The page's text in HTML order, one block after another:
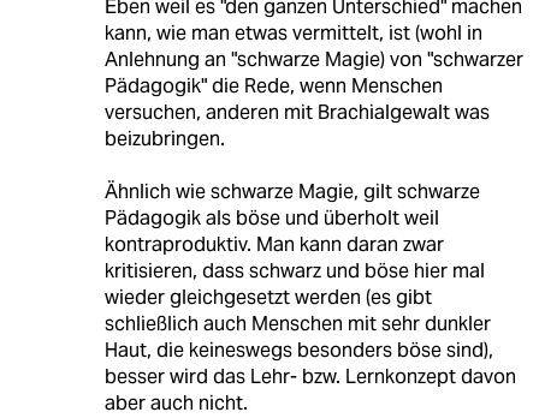
Eben weil es "den ganzen Unterschied" machen
kann, wie man etwas vermittelt, ist (wohl in
Anlehnung an "schwarze Magie) von "schwarzer
Pädagogik" die Rede, wenn Menschen
versuchen, anderen mit Brachialgewalt was
beizubringen.
Ähnlich wie schwarze Magie, gilt schwarze
Pädagogik als böse und überholt weil
kontraproduktiv. Man kann daran zwar
kritisieren, dass schwarz und böse hier mal
wieder gleichgesetzt werden (es gibt
schließlich auch Menschen mit sehr dunkler
Haut, die keineswegs besonders böse sind),
besser wird das Lehr- bzw. Lernkonzept davon
aber auch nicht.